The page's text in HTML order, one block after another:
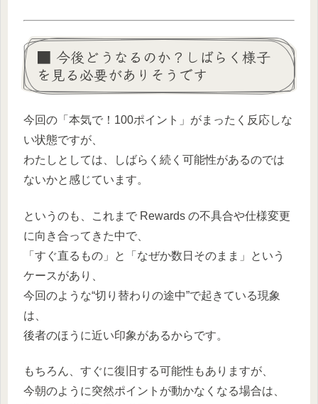
■ 今後どうなるのか？しばらく様子
を見る必要がありそうです
今回の「本気で！100ポイント」がまったく反応しな
い状態ですが、
わたしとしては、しばらく続く可能性があるのでは
ないかと感じています。
というのも、これまで Rewards の不具合や仕様変更
に向き合ってきた中で、
「すぐ直るもの」と「なぜか数日そのまま」という
ケースがあり、
今回のような“切り替わりの途中”で起きている現象
は、
後者のほうに近い印象があるからです。
もちろん、すぐに復旧する可能性もありますが、
今朝のように突然ポイントが動かなくなる場合は、